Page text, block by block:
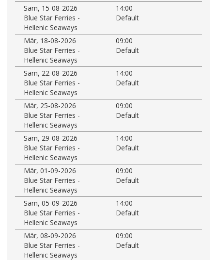
Sam, 15-08-2026
14:00
Blue Star Ferries -
Hellenic Seaways
Default
Mär, 18-08-2026
09:00
Blue Star Ferries -
Hellenic Seaways
Default
Sam, 22-08-2026
14:00
Blue Star Ferries -
Hellenic Seaways
Default
Mär, 25-08-2026
09:00
Blue Star Ferries -
Hellenic Seaways
Default
Sam, 29-08-2026
14:00
Blue Star Ferries -
Hellenic Seaways
Default
Mär, 01-09-2026
09:00
Blue Star Ferries -
Hellenic Seaways
Default
Sam, 05-09-2026
14:00
Blue Star Ferries -
Hellenic Seaways
Default
Mär, 08-09-2026
09:00
Blue Star Ferries -
Hellenic Seaways
Default